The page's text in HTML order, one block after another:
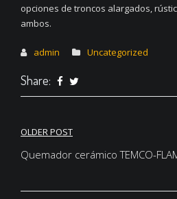
opciones de troncos alargados,
ambos.
admin Uncategorized
Share:
Navegación
de
entradas
OLDER POST
Quemador cerámico TEMCO-